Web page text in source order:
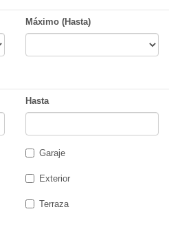
Máximo (Hasta)
Hasta
Garaje
Exterior
Terraza